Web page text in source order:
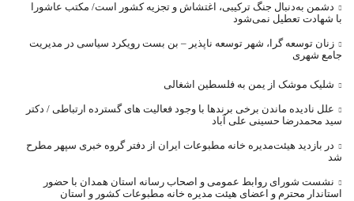
دشمن به‌دنبال جنگ ترکیبی، اغتشاش و تجزیه کشور است/ مکتب عاشورا
با شهادت تعطیل نمی‌شود
زنان توسعه گرا، شهر توسعه ناپذیر – بن بست رویکرد سیاسی در مدیریت
جامع شهری
شلیک موشک از یمن به فلسطین اشغالی
علل نادیده ماندن برخی برندها با وجود فعالیت های گسترده ارتباطی / دکتر
سید محمدرضا حسینی علی آباد
در بازدید هیئت‌مدیره خانه مطبوعات ایران از دفتر گروه خبری سپهر مطرح
شد
نشست شورای روابط عمومی و اصحاب رسانه استان همدان با حضور
استاندار محترم و اعضای هیئت مدیره خانه مطبوعات کشور و استان